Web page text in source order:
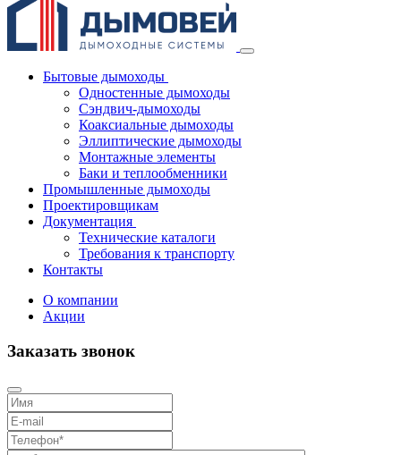
Бытовые дымоходы
Одностенные дымоходы
Сэндвич-дымоходы
Коаксиальные дымоходы
Эллиптические дымоходы
Монтажные элементы
Баки и теплообменники
Промышленные дымоходы
Проектировщикам
Документация
Технические каталоги
Требования к транспорту
Контакты
О компании
Акции
Заказать звонок